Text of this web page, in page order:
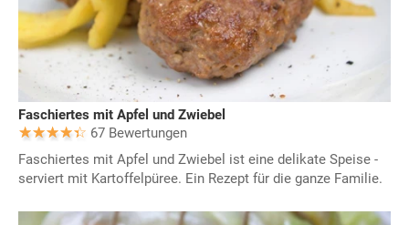
Faschiertes mit Apfel und Zwiebel
67 Bewertungen
Faschiertes mit Apfel und Zwiebel ist eine delikate Speise -
serviert mit Kartoffelpüree. Ein Rezept für die ganze Familie.